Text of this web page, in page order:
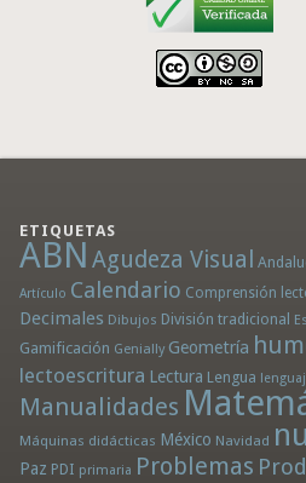
ETIQUETAS
ABN Agudeza Visual
Artículo Calendario Comprensión
Decimales Dibujos División tradicional
Gamificación Genially Geometría
lectoescritura Lectura Lengua
Manualidades
Máquinas didácticas México Navidad
Paz PDI primaria Problemas